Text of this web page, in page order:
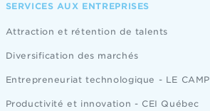
SERVICES AUX ENTREPRISES
Attraction et rétention de talents
Diversification des marchés
Entrepreneuriat technologique - LE CAMP
Productivité et innovation - CEI Québec